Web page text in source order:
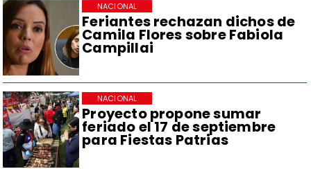
Feriantes rechazan dichos de
Camila Flores sobre Fabiola
Campillai
NACIONAL
Proyecto propone sumar
feriado el 17 de septiembre
para Fiestas Patrias
NACIONAL